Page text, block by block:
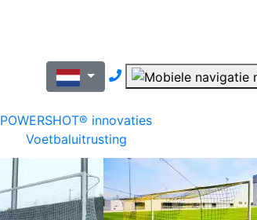
Nous contacter par
POWERSHOT® innovaties
Voetbaluitrusting